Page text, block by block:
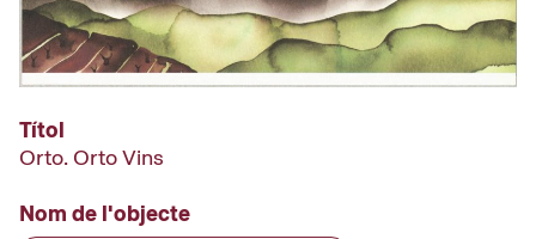
Títol
Orto. Orto Vins
Nom de l'objecte